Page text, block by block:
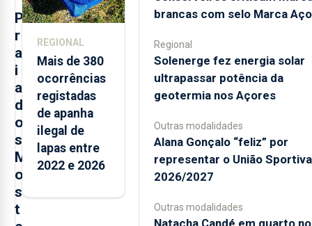
P
r
a
i
a
d
o
s
M
o
s
t
REGIONAL
Mais de 380
ocorrências
registadas
de apanha
ilegal de
lapas entre
2022 e 2026
brancas com selo Marca
Regional
Solenerge fez energia solar
ultrapassar potência da
geotermia nos Açores
Outras modalidades
Alana Gonçalo “feliz” por
representar o União
2026/2027
Outras modalidades
Natacha Candé em quarto no